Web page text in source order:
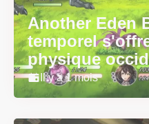
Another Eden
temporel
physique
Il y a 1 mois